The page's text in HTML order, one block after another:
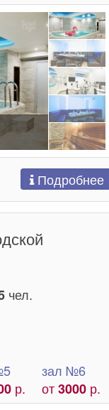
Подробнее
чел.
р.
зал №6
от3000 р.